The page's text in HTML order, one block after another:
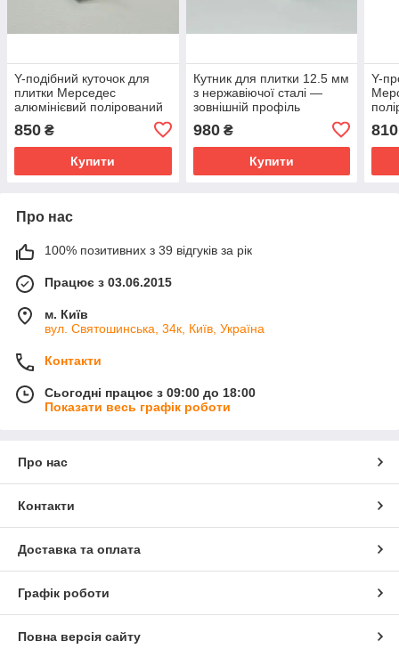
Y-подібний куточок для
плитки Мерседес
алюмінієвий полірований
Cezar 10 мм 2.5 м ZW10
850 ₴
Купити
Кутник для плитки 12.5 мм
з нержавіючої сталі —
зовнішній профіль
980₴
Купити
Y-
810
Про нас
100% позитивних з 39 відгуків за рік
Працює з 03.06.2015
м. Київ
вул. Святошинська, 34к, Київ, Україна
Контакти
Сьогодні працює з 09:00 до 18:00
Показати весь графік роботи
Про нас
Контакти
Доставка та оплата
Графік роботи
Повна версія сайту